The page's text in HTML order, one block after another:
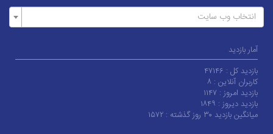
انتخاب وب سایت
آمار بازدید
بازدید کل : ۴۷۱۴۶
کاربران آنلاین : ۸
بازدید امروز : ۱۱۴۷
بازدید دیروز : ۱۸۴۹
میانگین بازدید ۳۰ روز گذشته :
۱۵۷۲